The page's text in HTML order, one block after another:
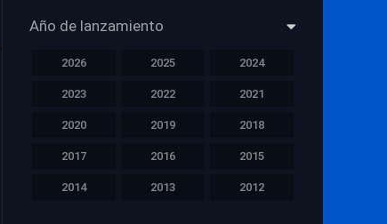
Año de lanzamiento
2026 2025 2024
2023 2022 2021
2020 2019 2018
2017 2016 2015
2014 2013 2012